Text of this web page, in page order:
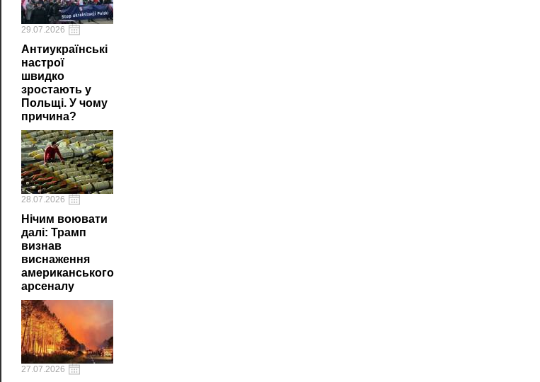
29.07.2026
Антиукраїнські
настрої
швидко
зростають у
Польщі. У чому
причина?
28.07.2026
Нічим воювати
далі: Трамп
визнав
виснаження
американського
арсеналу
27.07.2026